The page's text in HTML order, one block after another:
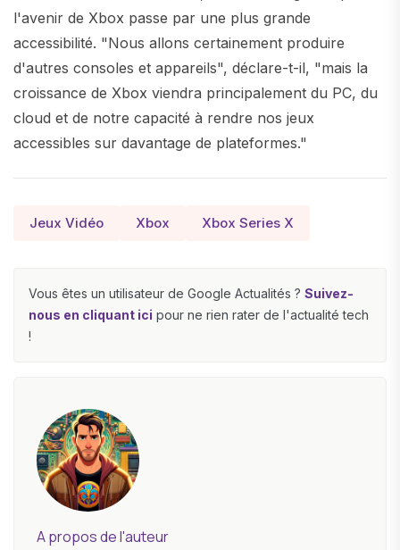
l'avenir de Xbox passe par une plus grande
accessibilité. "Nous allons certainement produire
d'autres consoles et appareils", déclare-t-il, "mais la
croissance de Xbox viendra principalement du PC, du
cloud et de notre capacité à rendre nos jeux
accessibles sur davantage de plateformes."
Jeux Vidéo Xbox Xbox Series X
Vous êtes un utilisateur de Google Actualités ? Suivez-
nous en cliquant ici pour ne rien rater de l'actualité tech
!
A propos de l'auteur